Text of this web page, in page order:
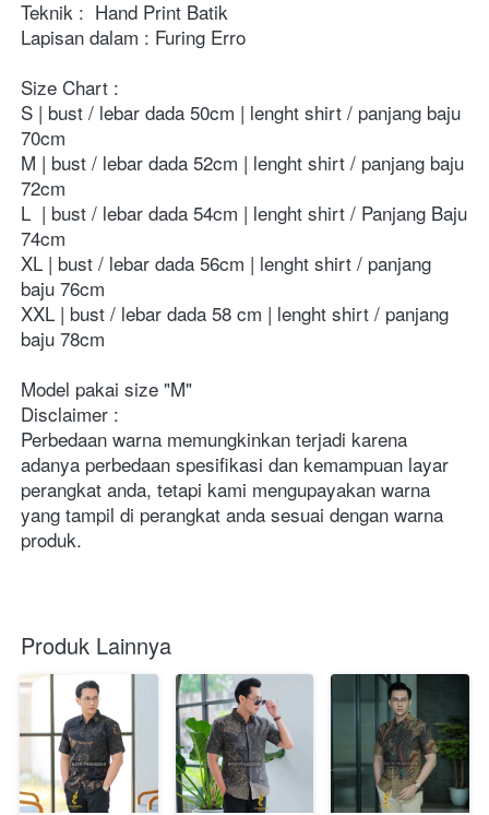
Teknik : Hand Print Batik
Lapisan dalam : Furing Erro
Size Chart :
S | bust / lebar dada 50cm | lenght shirt / panjang baju
70cm
M | bust / lebar dada 52cm | lenght shirt / panjang baju
72cm
L  | bust / lebar dada 54cm | lenght shirt / Panjang Baju
74cm
XL | bust / lebar dada 56cm | lenght shirt / panjang
baju 76cm
XXL | bust / lebar dada 58 cm | lenght shirt / panjang
baju 78cm
Model pakai size "M"
Disclaimer :
Perbedaan warna memungkinkan terjadi karena
adanya perbedaan spesifikasi dan kemampuan layar
perangkat anda, tetapi kami mengupayakan warna
yang tampil di perangkat anda sesuai dengan warna
produk.
Produk Lainnya